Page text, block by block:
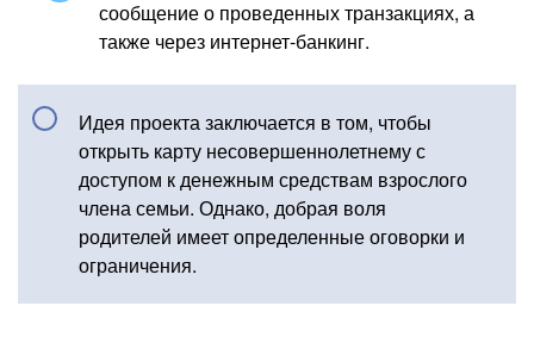
сообщение о проведенных транзакциях, а
также через интернет-банкинг.
Идея проекта заключается в том, чтобы
открыть карту несовершеннолетнему с
доступом к денежным средствам взрослого
члена семьи. Однако, добрая воля
родителей имеет определенные оговорки и
ограничения.